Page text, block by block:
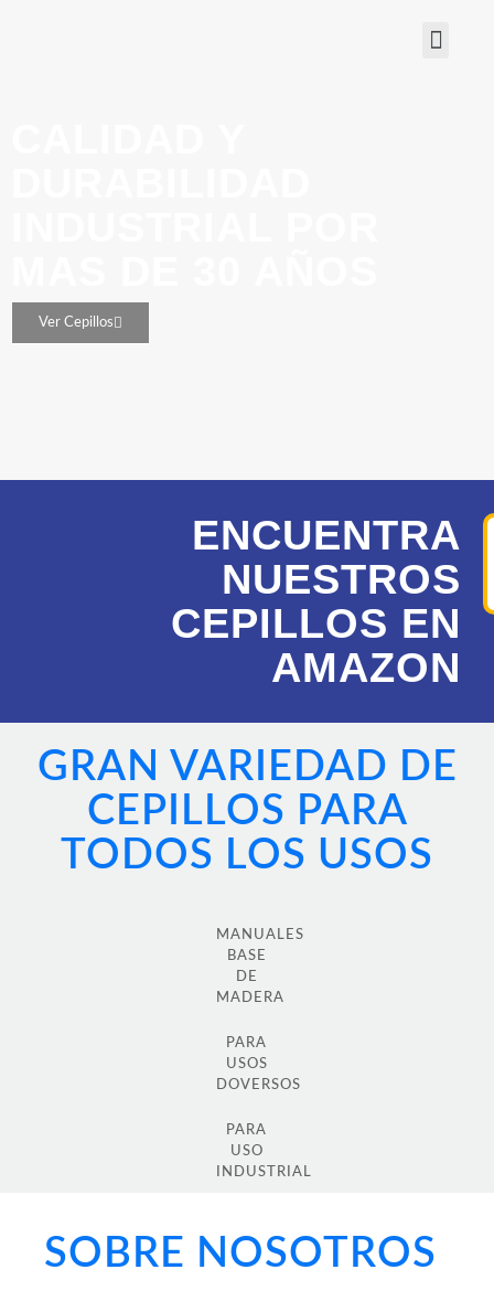
Ver Cepillos
ENCUENTRA
NUESTROS
CEPILLOS EN
AMAZON
GRAN VARIEDAD DE
CEPILLOS PARA
TODOS LOS USOS
MANUALES
BASE
DE
MADERA
PARA
USOS
DOVERSOS
PARA
USO
INDUSTRIAL
SOBRE NOSOTROS